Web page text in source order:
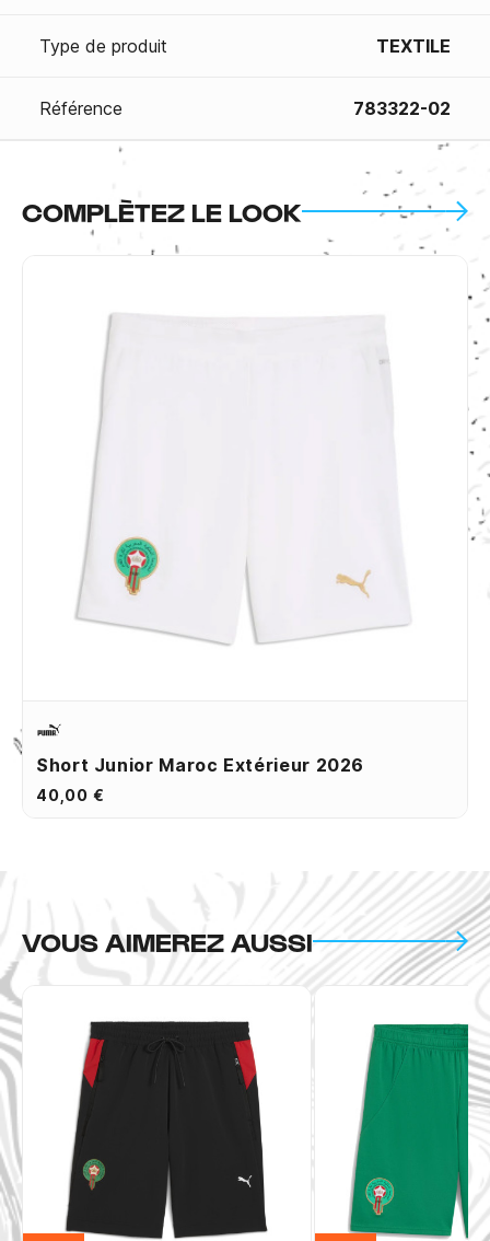
Type de produit TEXTILE
Référence 783322-02
COMPLÈTEZ LE LOOK
Short Junior Maroc Extérieur 2026
40,00 €
VOUS AIMEREZ AUSSI